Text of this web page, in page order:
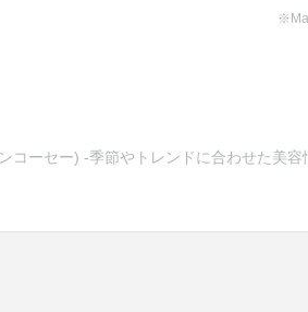
コーセー) -季節やトレンドに合わせた美容